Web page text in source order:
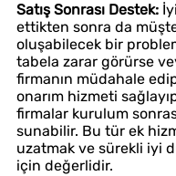
Satış Sonrası Destek:
ettikten sonra da
oluşabilecek bir
tabela zarar görürse
firmanın müdahale
onarım hizmeti
firmalar kurulum
sunabilir. Bu tür ek
uzatmak ve sürekli iyi
için değerlidir.